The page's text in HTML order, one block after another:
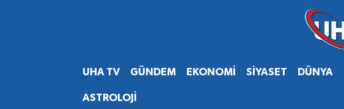
UHA TV GÜNDEM EKONOMİ SİYASET DÜNYA
ASTROLOJİ
Hava Durumu